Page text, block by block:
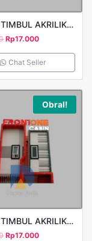
HURUF TIMBUL AKRILIK MANDIRI
Rp17.000
Chat Seller
Obral!
HURUF TIMBUL AKRILIK FRONTONE
Rp17.000